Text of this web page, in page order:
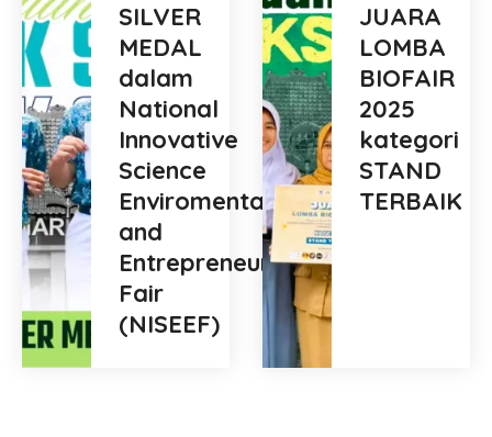
SILVER
MEDAL
dalam
National
Innovative
Science
Enviromental
and
Entrepreneur
Fair
(NISEEF)
JUARA
LOMBA
BIOFAIR
2025
kategori
STAND
TERBAIK